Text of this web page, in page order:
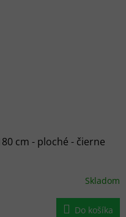
cm - ploché - čierne
Skladom
Do košíka